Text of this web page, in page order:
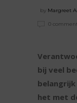
by Margreet
0
bij veel
het met